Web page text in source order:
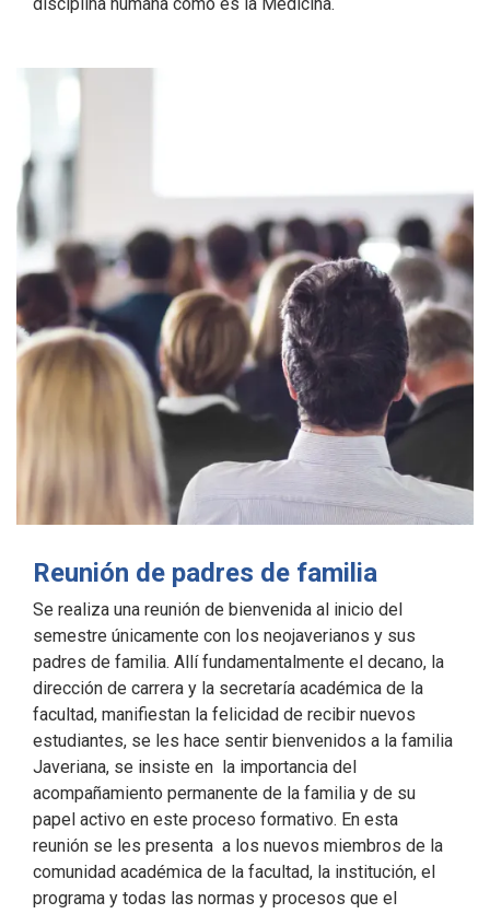
Reunión de padres de familia
Se realiza una reunión de bienvenida al inicio del
semestre únicamente con los neojaverianos y sus
padres de familia. Allí fundamentalmente el decano, la
dirección de carrera y la secretaría académica de la
facultad, manifiestan la felicidad de recibir nuevos
estudiantes, se les hace sentir bienvenidos a la familia
Javeriana, se insiste en la importancia del
acompañamiento permanente de la familia y de su
papel activo en este proceso formativo. En esta
reunión se les presenta a los nuevos miembros de la
comunidad académica de la facultad, la institución, el
programa y todas las normas y procesos que el